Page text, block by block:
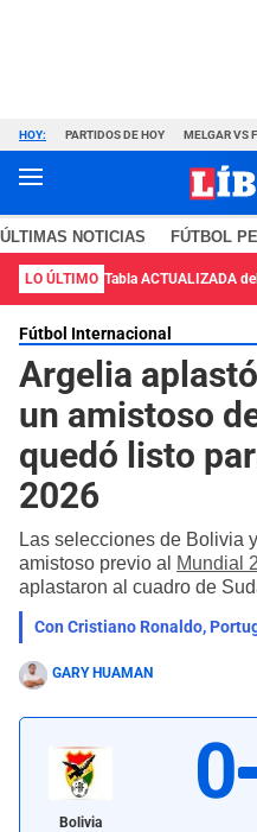
HOY: PARTIDOS DE HOY MELGAR VS
ÚLTIMAS NOTICIAS FÚTBOL
LO ÚLTIMO Tabla ACTUALIZADA
Fútbol Internacional
Argelia
un amistoso
quedó listo
2026
Las selecciones de Bolivia
amistoso previo al Mundial
aplastaron al cuadro de
GARY HUAMAN
Bolivia
0